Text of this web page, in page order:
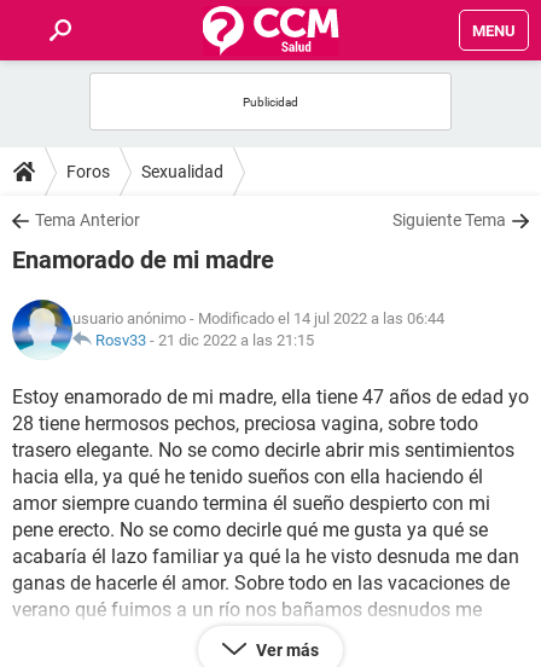
MENU
FOROS
SALUD
NUTRICIÓN
BIENESTAR
SEXUALIDAD
GLOSARIO
Foros Sexualidad
Tema Anterior Siguiente Tema
Enamorado de mi madre
usuario anónimo - Modificado el 14 jul 2022 a las 06:44
Rosv33 - 21 dic 2022 a las 21:15
Estoy enamorado de mi madre, ella tiene 47 años de edad yo
28 tiene hermosos pechos, preciosa vagina, sobre todo
trasero elegante. No se como decirle abrir mis sentimientos
hacia ella, ya qué he tenido sueños con ella haciendo él
amor siempre cuando termina él sueño despierto con mi
pene erecto. No se como decirle qué me gusta ya qué se
acabaría él lazo familiar ya qué la he visto desnuda me dan
ganas de hacerle él amor. Sobre todo en las vacaciones de
verano qué fuimos a un río nos bañamos desnudos me
Ver más